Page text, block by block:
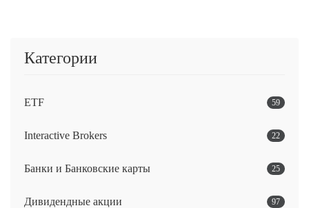
Категории
ETF 59
Interactive Brokers 22
Банки и Банковские карты 25
Дивидендные акции 97